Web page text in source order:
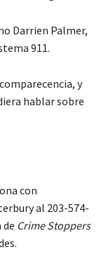
Darrien Palmer,
911.
y
hablar sobre
con
al 203-574-
Crime Stoppers